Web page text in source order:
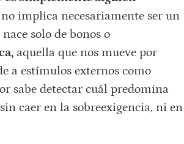
implica necesariamente ser un
solo de bonos o
aquella que nos mueve por
a estímulos externos como
sabe detectar cuál predomina
caer en la sobreexigencia, ni en